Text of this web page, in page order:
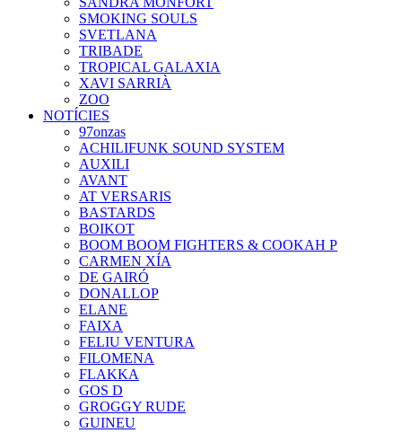
SMOKING SOULS
SVETLANA
TRIBADE
TROPICAL GALAXIA
XAVI SARRIÀ
ZOO
NOTÍCIES
97onzas
ACHILIFUNK SOUND SYSTEM
AUXILI
AVANT
AT VERSARIS
BASTARDS
BOIKOT
BOOM BOOM FIGHTERS & COOKAH P
CARMEN XÍA
DE GAIRÓ
DONALLOP
ELANE
FAIXA
FELIU VENTURA
FILOMENA
FLAKKA
GOS D
GROGGY RUDE
GUINEU